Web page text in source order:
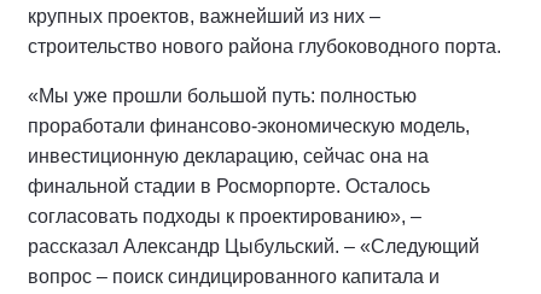
крупных проектов, важнейший из них –
строительство нового района глубоководного порта.
«Мы уже прошли большой путь: полностью
проработали финансово-экономическую модель,
инвестиционную декларацию, сейчас она на
финальной стадии в Росморпорте. Осталось
согласовать подходы к проектированию», –
рассказал Александр Цыбульский. – «Следующий
вопрос – поиск синдицированного капитала и